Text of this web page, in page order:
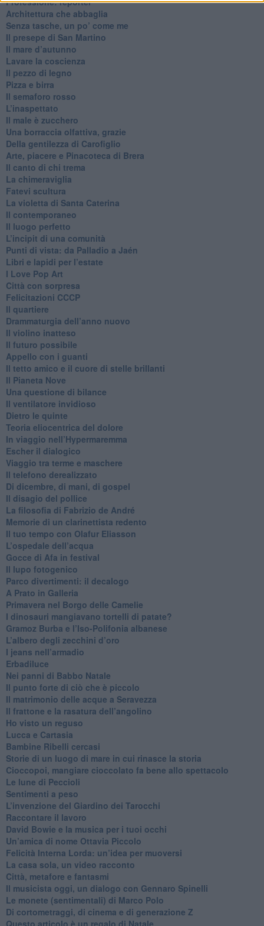
Architettura che abbaglia
​Senza tasche, un po’ come me
​Il presepe di San Martino
​Il mare d’autunno
​Lavare la coscienza
​Il pezzo di legno
​Pizza e birra
​Il semaforo rosso
​L’inaspettato
​Il male è zucchero
​Una borraccia olfattiva, grazie
​Della gentilezza di Carofiglio
Arte, piacere e Pinacoteca di Brera
​Il canto di chi trema
La chimeraviglia
​Fatevi scultura
​La violetta di Santa Caterina
​Il contemporaneo
​Il luogo perfetto
​L’incipit di una comunità
Punti di vista: da Palladio a Jaén
​Libri e lapidi per l’estate
​I Love Pop Art
Città con sorpresa
Felicitazioni CCCP
​Il quartiere
​Drammaturgia dell’anno nuovo
​Il violino inatteso
​Il futuro possibile
​Appello con i guanti
​Il tetto amico e il cuore di stelle brillanti
​Il Pianeta Nove
​Una questione di bilance
​Il ventilatore invidioso
​Dietro le quinte
​Teoria eliocentrica del dolore
In viaggio nell’Hypermaremma
​Escher il dialogico
​Viaggio tra terme e maschere
Il telefono derealizzato
​Di dicembre, di mani, di gospel
​Il disagio del pollice
​La filosofia di Fabrizio de André
Memorie di un clarinettista redento
​Il tuo tempo con Olafur Eliasson
​L’ospedale dell’acqua
​Gocce di Afa in festival
​Il lupo fotogenico
​Parco divertimenti: il decalogo
​A Prato in Galleria
​Primavera nel Borgo delle Camelie
I dinosauri mangiavano tortelli di patate?
​Gramoz Burba e l’Iso-Polifonia albanese
L’albero degli zecchini d’oro
​I jeans nell’armadio
Erbadiluce
Nei panni di Babbo Natale
​Il punto forte di ciò che è piccolo
​Il matrimonio delle acque a Seravezza
​Il frattone e la rasatura dell’angolino
​Ho visto un reguso
Lucca e Cartasia
Bambine Ribelli cercasi
Storie di un luogo di mare in cui rinasce la storia
Cioccopoi, mangiare cioccolato fa bene allo spettacolo
​Le lune di Peccioli
​Sentimenti a peso
​L’invenzione del Giardino dei Tarocchi
​Raccontare il lavoro
David Bowie e la musica per i tuoi occhi
Un’amica di nome Ottavia Piccolo
​Felicità Interna Lorda: un’idea per muoversi
​La casa sola, un video racconto
​Città, metafore e fantasmi
Il musicista oggi, un dialogo con Gennaro Spinelli
Le monete (sentimentali) di Marco Polo
​Di cortometraggi, di cinema e di generazione Z
​Questo articolo è un regalo di Natale